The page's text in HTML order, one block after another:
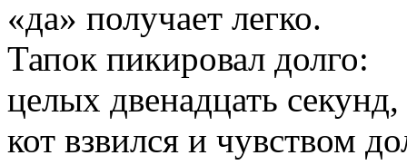
«да» получает легко.
Тапок пикировал долго:
целых двенадцать секунд,
кот взвился и чувством